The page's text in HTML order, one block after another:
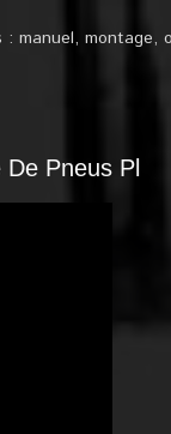
: manuel, montage,
Pneus Pl